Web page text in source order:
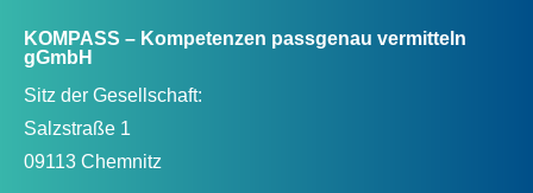
KOMPASS – Kompetenzen passgenau vermitteln
gGmbH
Sitz der Gesellschaft:
Salzstraße 1
09113 Chemnitz